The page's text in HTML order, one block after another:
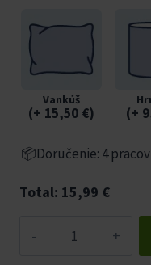
Vankúš
(+ 15,50 €) (+
📦Doručenie: 4
Total: 15,99 €
množstvo